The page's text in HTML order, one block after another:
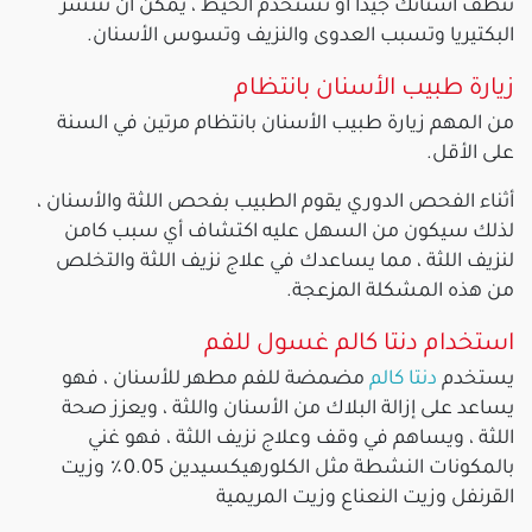
تنظف أسنانك جيدًا أو تستخدم الخيط ، يمكن أن تنتشر
البكتيريا وتسبب العدوى والنزيف وتسوس الأسنان.
زيارة طبيب الأسنان بانتظام
من المهم زيارة طبيب الأسنان بانتظام مرتين في السنة
على الأقل.
أثناء الفحص الدوري يقوم الطبيب بفحص اللثة والأسنان ،
لذلك سيكون من السهل عليه اكتشاف أي سبب كامن
لنزيف اللثة ، مما يساعدك في علاج نزيف اللثة والتخلص
من هذه المشكلة المزعجة.
استخدام دنتا كالم غسول للفم
يستخدم دنتا كالم مضمضة للفم مطهر للأسنان ، فهو
يساعد على إزالة البلاك من الأسنان واللثة ، ويعزز صحة
اللثة ، ويساهم في وقف وعلاج نزيف اللثة ، فهو غني
بالمكونات النشطة مثل الكلورهيكسيدين 0.05٪ وزيت
القرنفل وزيت النعناع وزيت المريمية